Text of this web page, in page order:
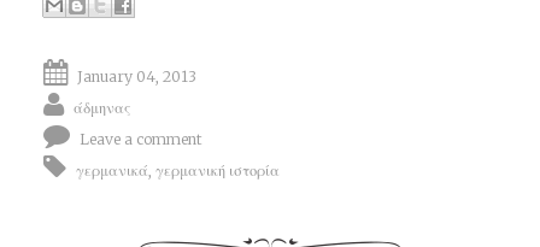
January 04, 2013
άδμηνας
Leave a comment
γερμανικά, γερμανική ιστορία